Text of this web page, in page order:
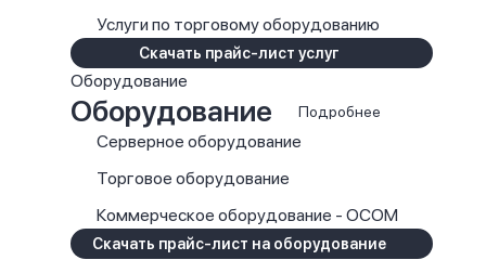
Услуги по торговому оборудованию
Скачать прайс-лист услуг
Оборудование
Оборудование Подробнее
Серверное оборудование
Торговое оборудование
Коммерческое оборудование - OCOM
Скачать прайс-лист на оборудование